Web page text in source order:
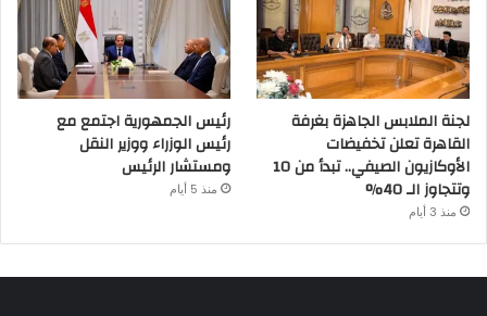
لجنة الملابس الجاهزة بغرفة
القاهرة تعلن تخفيضات
الأوكازيون الصيفي.. تبدأ من 10
وتتجاوز الـ 40%
منذ 3 أيام
رئيس الجمهورية اجتمع مع
رئيس الوزراء ووزير النقل
ومستشار الرئيس
منذ 5 أيام